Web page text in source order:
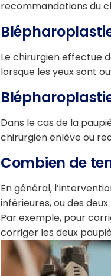
recommandations du
Le chirurgien effectue
lorsque les yeux sont
Dans le cas de la
chirurgien enlève ou
Combien de
En général,
inférieures, ou des deux.
Par exemple, pour
corriger les deux